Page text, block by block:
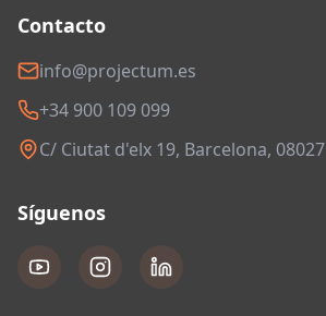
Contacto
info@projectum.es
+34 900 109 099
C/ Ciutat d'elx 19, Barcelona, 08027
Síguenos